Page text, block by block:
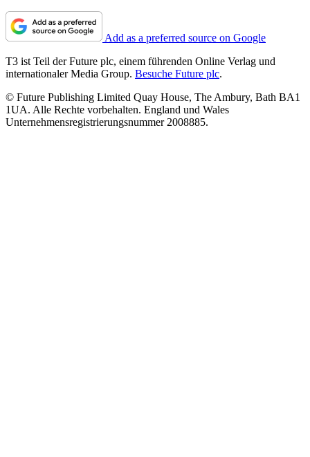
Add as a preferred source on Google
T3 ist Teil der Future plc, einem führenden Online Verlag und
internationaler Media Group. Besuche Future plc.
© Future Publishing Limited Quay House, The Ambury, Bath BA1
1UA. Alle Rechte vorbehalten. England und Wales
Unternehmensregistrierungsnummer 2008885.